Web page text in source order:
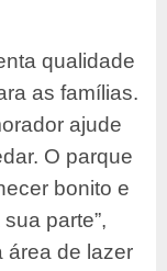
qualidade
as famílias.
ajude
O parque
bonito e
parte”,
área de lazer